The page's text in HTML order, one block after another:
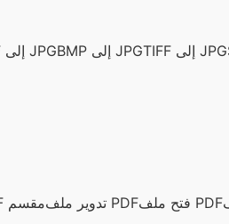
GIF إلى JPG BMP إلى JPG TIFF إلى JPG
ملف PDF مقسم تدوير ملف PDF فتح ملف PDF